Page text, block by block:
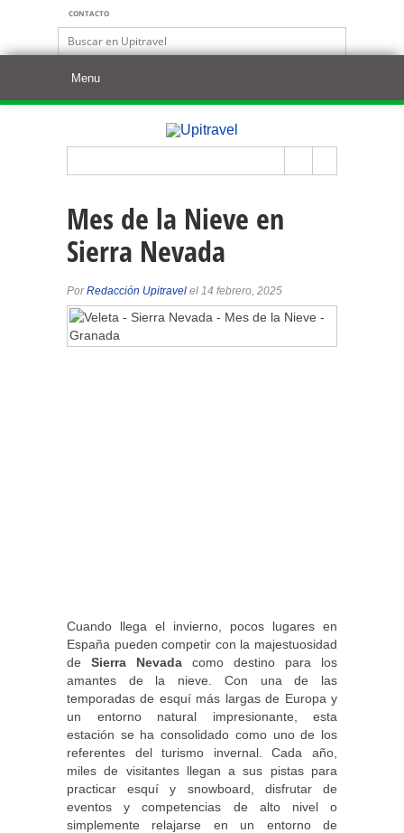
CONTACTO
Mes de la Nieve en
Sierra Nevada
PorRedacción Upitravel el 14 febrero, 2025
Cuando llega el invierno, pocos lugares en
España pueden competir con la majestuosidad
de Sierra Nevada como destino para los
amantes de la nieve. Con una de las
temporadas de esquí más largas de Europa y
un entorno natural impresionante, esta
estación se ha consolidado como uno de los
referentes del turismo invernal. Cada año,
miles de visitantes llegan a sus pistas para
practicar esquí y snowboard, disfrutar de
eventos y competencias de alto nivel o
simplemente relajarse en un entorno de